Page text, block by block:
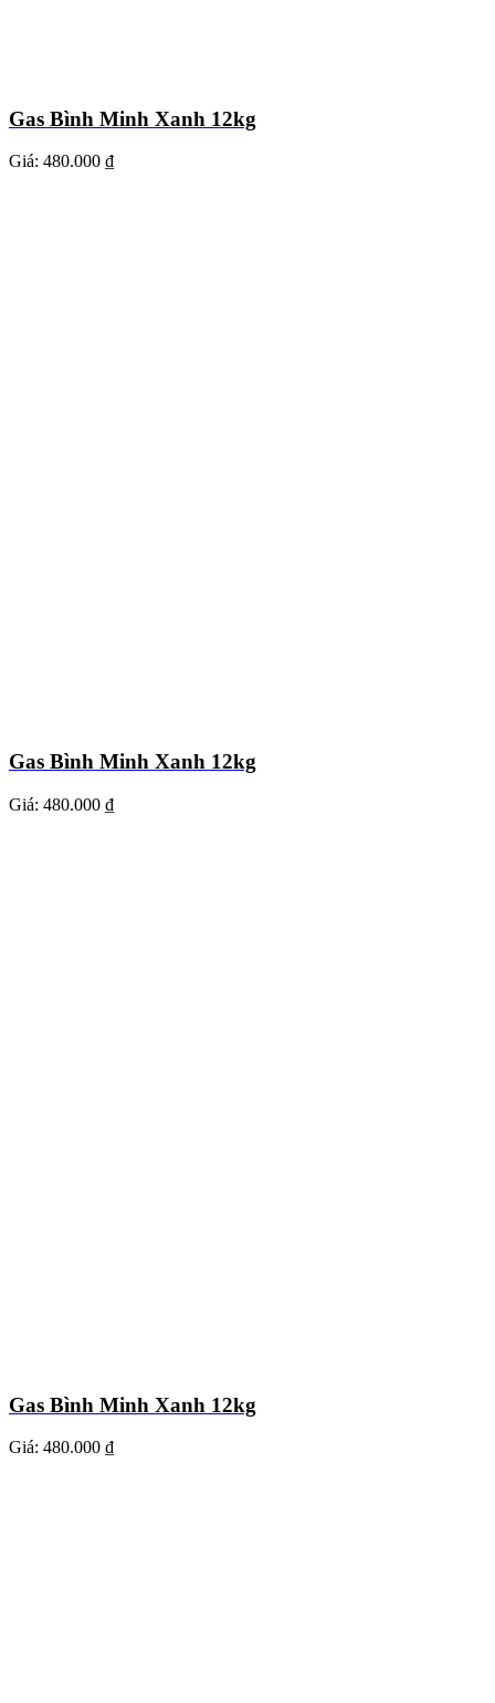
Gas Bình Minh Xanh 12kg
Giá: 480.000 ₫
Gas Bình Minh Xanh 12kg
Giá: 480.000 ₫
Gas Bình Minh Xanh 12kg
Giá: 480.000 ₫